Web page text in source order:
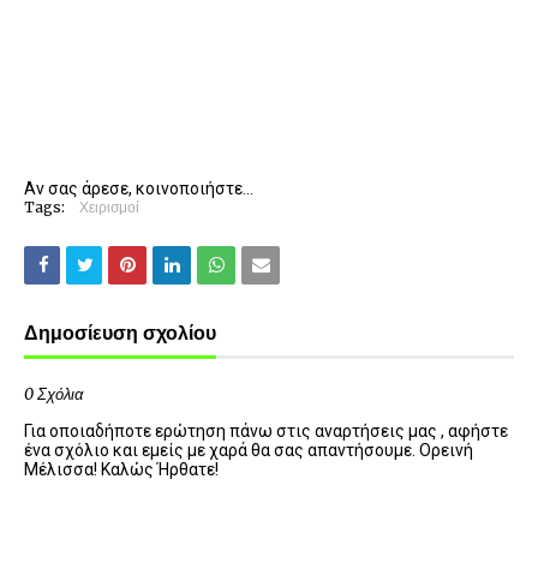
Αν σας άρεσε, κοινοποιήστε...
Tags: Χειρισμοί
Δημοσίευση σχολίου
0 Σχόλια
Για οποιαδήποτε ερώτηση πάνω στις αναρτήσεις μας , αφήστε
ένα σχόλιο και εμείς με χαρά θα σας απαντήσουμε. Ορεινή
Μέλισσα! Καλώς Ήρθατε!